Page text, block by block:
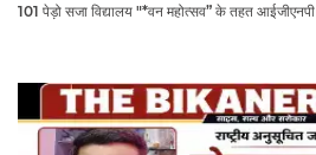
101 पेड़ो सजा विद्यालय "*वन महोत्सव” के तहत